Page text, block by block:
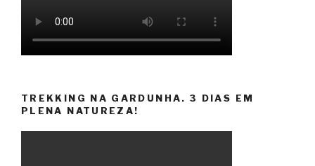
TREKKING NA GARDUNHA. 3 DIAS EM
PLENA NATUREZA!